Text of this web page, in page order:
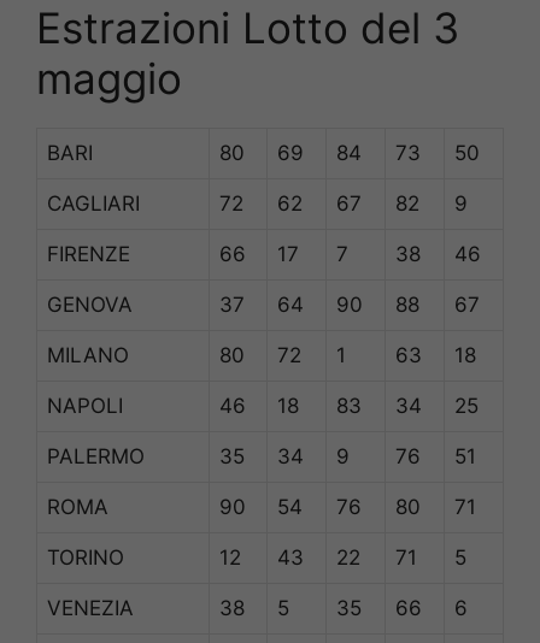
Estrazioni Lotto del 3
maggio
BARI 80 69 84 73 50
CAGLIARI 72 62 67 82 9
FIRENZE 66 17 7 38 46
GENOVA 37 64 90 88 67
MILANO 80 72 1 63 18
NAPOLI 46 18 83 34 25
PALERMO 35 34 9 76 51
ROMA 90 54 76 80 71
TORINO 12 43 22 71 5
VENEZIA 38 5 35 66 6